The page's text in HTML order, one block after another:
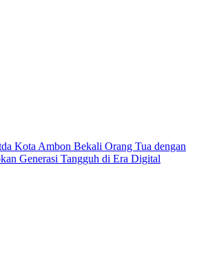
Kota Ambon Bekali Orang Tua dengan
Generasi Tangguh di Era Digital